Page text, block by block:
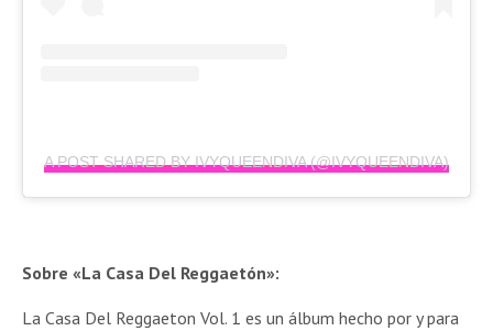
A POST SHARED BY IVYQUEENDIVA (@IVYQUEENDIVA)
Sobre «La Casa Del Reggaetón»:
La Casa Del Reggaeton Vol. 1 es un álbum hecho por y para